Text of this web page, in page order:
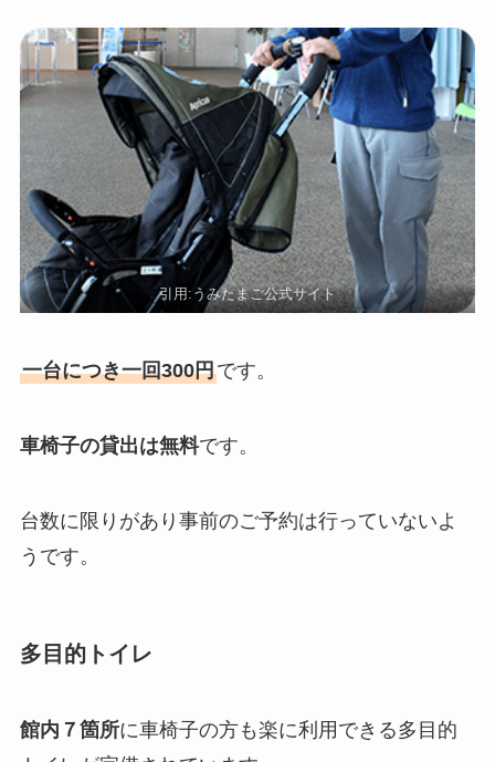
引用: うみたまご公式サイト
一台につき一回300円です。
車椅子の貸出は無料です。
台数に限りがあり事前のご予約は行っていないよ
うです。
多目的トイレ
館内７箇所に車椅子の方も楽に利用できる多目的